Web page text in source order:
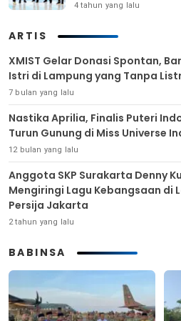
4 tahun yang lalu
ARTIS
XMIST Gelar Donasi Spontan,
Istri di Lampung yang Tanpa
7 bulan yang lalu
Nastika Aprilia, Finalis Puteri
Turun Gunung di Miss Universe
12 bulan yang lalu
Anggota SKP Surakarta Denny
Mengiringi Lagu Kebangsaan di
Persija Jakarta
2 tahun yang lalu
BABINSA